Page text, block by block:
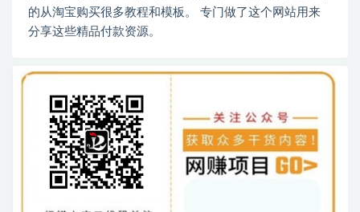
的从淘宝购买很多教程和模板。 专门做了这个网站用来
分享这些精品付款资源。